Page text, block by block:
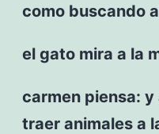
como buscando
el gato mira a la
carmen piensa:
traer animales a